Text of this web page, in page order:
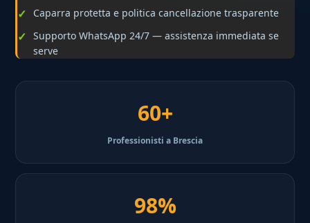
Caparra protetta e politica cancellazione trasparente
Supporto WhatsApp 24/7 — assistenza immediata se
serve
60+
Professionisti a Brescia
98%